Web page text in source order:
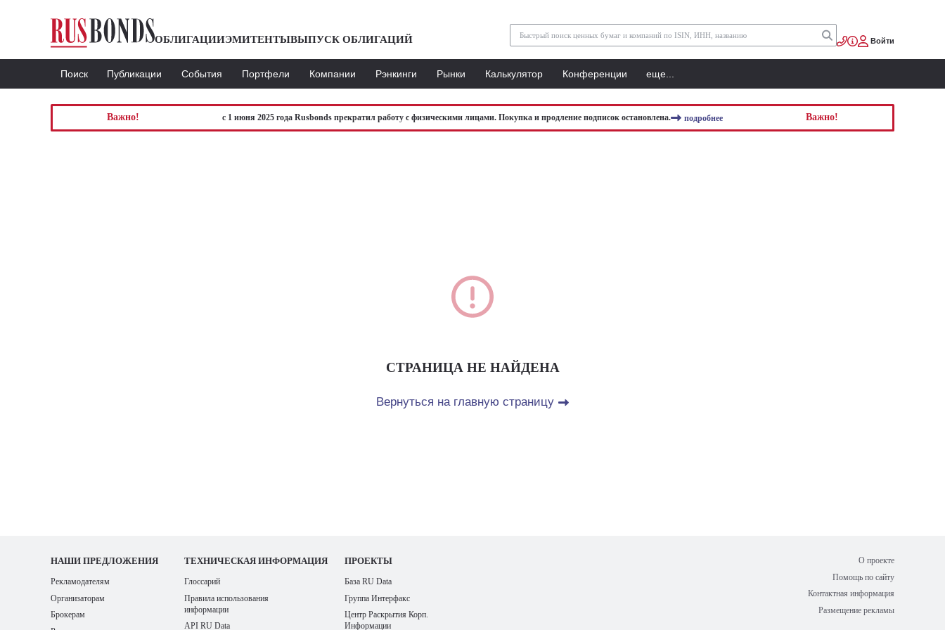
ОБЛИГАЦИИЭМИТЕНТЫВЫПУСК ОБЛИГАЦИЙ Войти
Поиск Публикации События Портфели Компании Рэнкинги Рынки Калькулятор Конференции еще...
Важно! с 1 июня 2025 года Rusbonds прекратил работу с физическими лицами. Покупка и продление подписок остановлена. подробнее Важно!
СТРАНИЦА НЕ НАЙДЕНА
Вернуться на главную страницу
НАШИ ПРЕДЛОЖЕНИЯ
Рекламодателям
Организаторам
Брокерам
ТЕХНИЧЕСКАЯ ИНФОРМАЦИЯ
Глоссарий
Правила использования
информации
API RU Data
ПРОЕКТЫ
База RU Data
Группа Интерфакс
Центр Раскрытия Корп.
Информации
О проекте
Помощь по сайту
Контактная информация
Размещение рекламы